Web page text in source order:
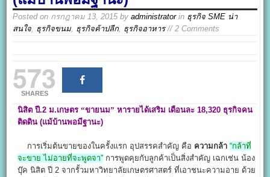
Posted on กรกฎาคม 13, 2015 byadministratorin ธุรกิจ SME น่า
สนใจ, ธุรกิจขนม, ธุรกิจค้าปลีก, ธุรกิจอาหาร// 2 Comments
573
SHARES
นิสิต ปี.2 ม.เกษตร “ขายนม” หารายได้เสริม เดือนละ 18,320 ธุรกิจคน
ติดดิน (แม้บ้านพอมีฐานะ)
การเริ่มต้นขายของในครั้งแรก อุปสรรคสำคัญ คือ ความกล้า “กล้าที่
จะขาย ไม่อายที่จะพูดจา” การพูดคุยกับลูกค้าเป็นสิ่งสำคัญ เฉกเช่น น้อง
บุ๊ค นิสิต ปี 2 จากรั้วมหาวิทยาลัยเกษตรศาสตร์ ที่เอาชนะความอาย ด้วย